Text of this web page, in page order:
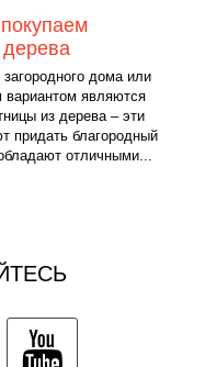
дома или
являются
из дерева – эти
придать благородный
отличными...